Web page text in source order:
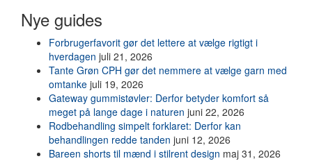
Nye guides
Forbrugerfavorit gør det lettere at vælge rigtigt i
hverdagen juli 21, 2026
Tante Grøn CPH gør det nemmere at vælge garn med
omtanke juli 19, 2026
Gateway gummistøvler: Derfor betyder komfort så
meget på lange dage i naturen juni 22, 2026
Rodbehandling simpelt forklaret: Derfor kan
behandlingen redde tanden juni 12, 2026
Bareen shorts til mænd i stilrent design maj 31, 2026